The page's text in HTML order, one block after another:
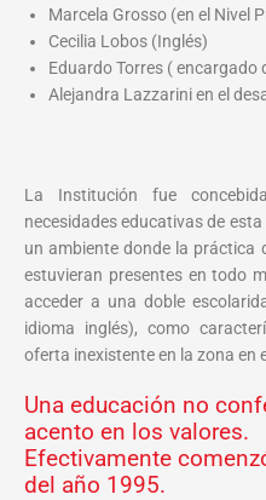
Marcela Grosso (en el Nivel
Cecilia Lobos (Inglés)
Eduardo Torres ( encargado
Alejandra Lazzarini en el
La Institución fue
necesidades educativas de
un ambiente donde la práctica
estuvieran presentes en todo
acceder a una doble
idioma inglés), como
oferta inexistente en la zona en
Una educación no
acento en los valores.
Efectivamente
del año 1995.